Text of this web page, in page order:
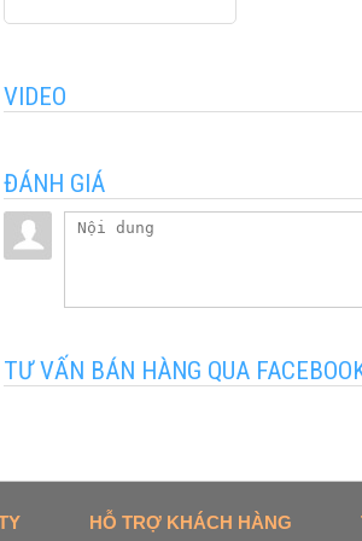
VIDEO
ĐÁNH GIÁ
TƯ VẤN BÁN HÀNG QUA
HỖ TRỢ KHÁCH HÀNG